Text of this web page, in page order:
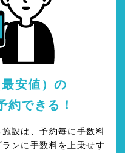
安値）の
約できる！
設は、予約毎に手数料
ンに手数料を上乗せす